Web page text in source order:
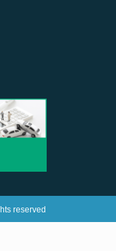
reserved